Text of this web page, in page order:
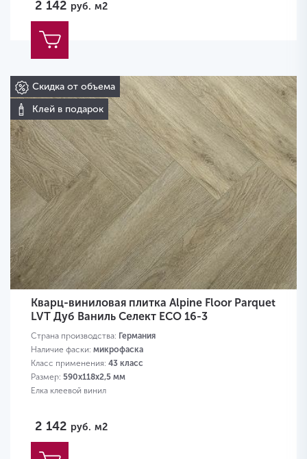
2 142 руб. м2
Скидка от объема
Клей в подарок
Кварц-виниловая плитка Alpine Floor Parquet
LVT Дуб Ваниль Селект ЕСО 16-3
Страна производства: Германия
Наличие фаски: микрофаска
Класс применения: 43 класс
Размер: 590х118х2,5 мм
Елка клеевой винил
2 142 руб. м2